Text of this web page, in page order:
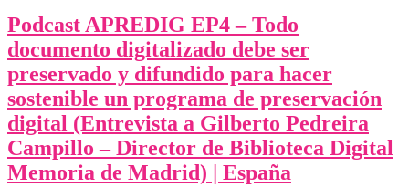
Podcast APREDIG EP4 – Todo
documento digitalizado debe ser
preservado y difundido para hacer
sostenible un programa de preservación
digital (Entrevista a Gilberto Pedreira
Campillo – Director de Biblioteca Digital
Memoria de Madrid) | España